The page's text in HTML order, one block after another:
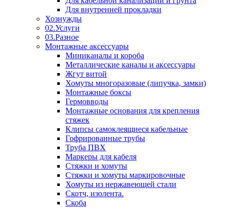
Для внутренней прокладки
Хознужды
02.Услуги
03.Разное
Монтажные аксессуары
Миниканалы и короба
Металлические каналы и аксессуары
Жгут витой
Хомуты многоразовые (липучка, замки)
Монтажные боксы
Гермовводы
Монтажные основания для крепления
стяжек
Клипсы самоклеящиеся кабельные
Гофрированные трубы
Труба ПВХ
Маркеры для кабеля
Стяжки и хомуты
Стяжки и хомуты маркировочные
Хомуты из нержавеющей стали
Скотч, изолента.
Скоба